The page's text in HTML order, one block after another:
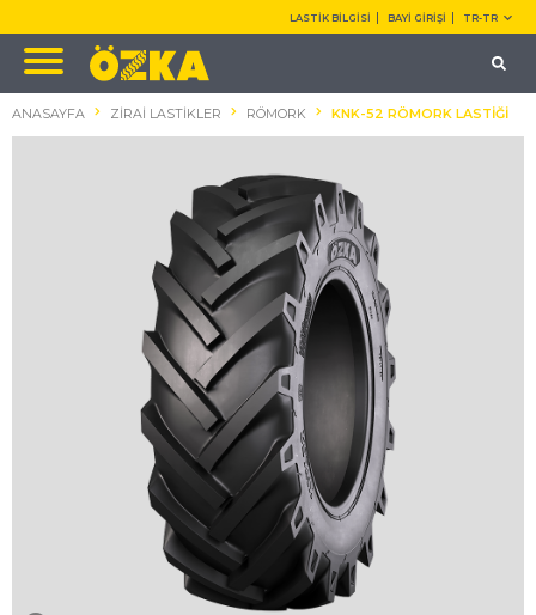
LASTİK BİLGİSİ BAYİ GİRİŞİ TR-TR
ANASAYFA ZİRAİ LASTİKLER RÖMORK KNK-52 RÖMORK LASTİĞİ